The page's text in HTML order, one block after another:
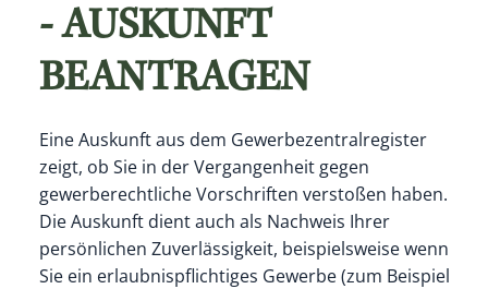
- AUSKUNFT
BEANTRAGEN
Eine Auskunft aus dem Gewerbezentralregister
zeigt, ob Sie in der Vergangenheit gegen
gewerberechtliche Vorschriften verstoßen haben.
Die Auskunft dient auch als Nachweis Ihrer
persönlichen Zuverlässigkeit, beispielsweise wenn
Sie ein erlaubnispflichtiges Gewerbe (zum Beispiel